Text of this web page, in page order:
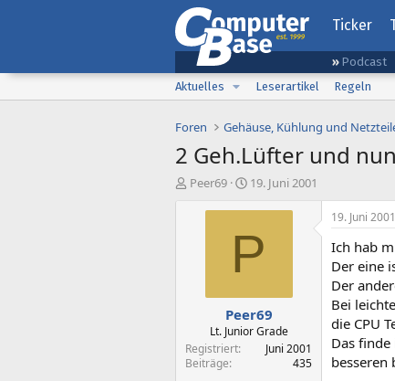
Ticker
Podcast
Aktuelles
Leserartikel Regeln
Foren Gehäuse, Kühlung und
2 Geh.Lüfter und
E
Peer69
E
s
l
t
a
m
19. Juni 2001
P
Peer69
Lt. Junior Grade
Registriert
Juni 2001
Beiträge
435
19. Juni 2001
Ich hab
Der eine
Der
Bei
die CPU
Das
besseren